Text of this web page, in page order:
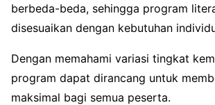
berbeda-beda, sehingga program
disesuaikan dengan kebutuhan
Dengan memahami variasi tingkat
program dapat dirancang untuk
maksimal bagi semua peserta.